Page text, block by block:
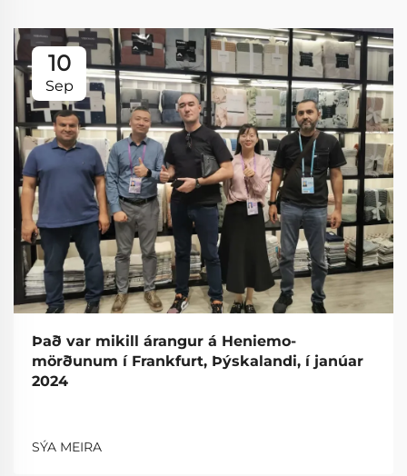
10
Sep
Það var mikill árangur á Heniemo-
mörðunum í Frankfurt, Þýskalandi, í janúar
2024
SÝA MEIRA